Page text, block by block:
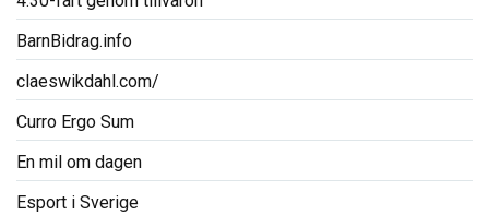
BarnBidrag.info
claeswikdahl.com/
Curro Ergo Sum
En mil om dagen
Esport i Sverige